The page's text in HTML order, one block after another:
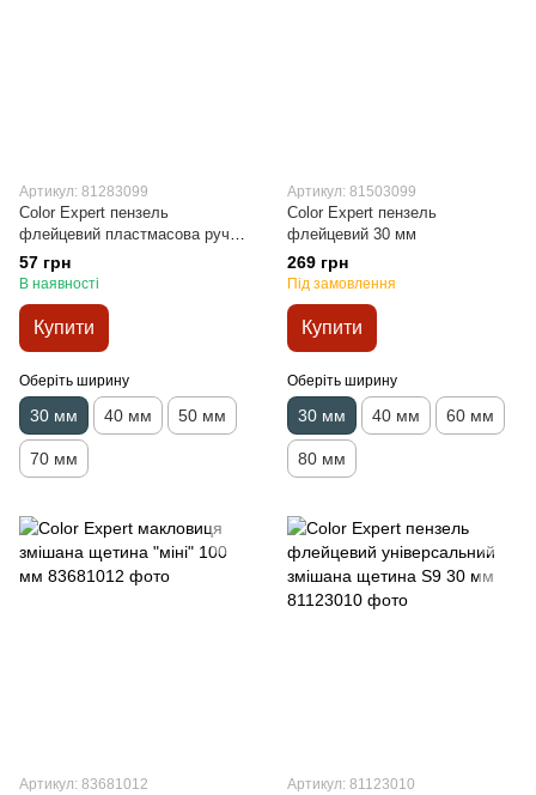
Артикул: 81283099
Color Expert пензель
флейцевий пластмасова ручка
30 мм
57 грн
В наявності
Купити
Оберіть ширину
30 мм 40 мм 50 мм
70 мм
Артикул: 81503099
Color Expert пензель
флейцевий 30 мм
269 грн
Під замовлення
Купити
Оберіть ширину
30 мм 40 мм 60 мм
80 мм
Артикул: 83681012 Артикул: 81123010